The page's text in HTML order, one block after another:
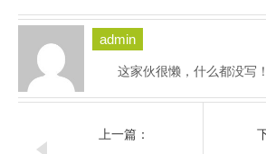
admin
这家伙很懒，什么都没写！
上一篇：